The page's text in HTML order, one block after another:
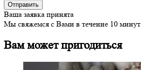
Ваша заявка принята
Мы свяжемся с Вами в течение 10 минут
Вам может пригодиться